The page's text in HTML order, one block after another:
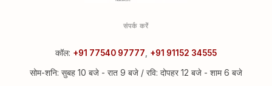
संपर्क करें
कॉल: +91 77540 97777 +91 91152 34555
सोम-शनि: सुबह 10 बजे - रात 9 बजे / रवि: दोपहर 12 बजे - शाम 6 बजे